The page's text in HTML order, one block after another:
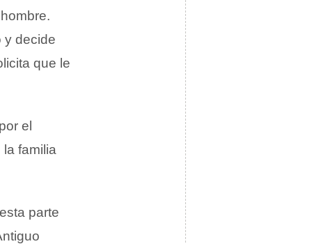
y decide
que le
el
familia
parte